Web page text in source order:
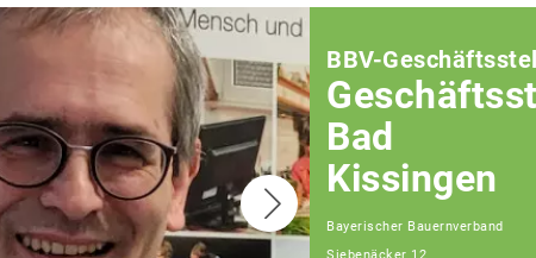
BBV-
Bad
Kissingen
Bayerischer Bauernverband